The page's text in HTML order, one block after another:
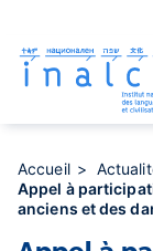
contenu
principal
Accueil
Appel à
anciens et des